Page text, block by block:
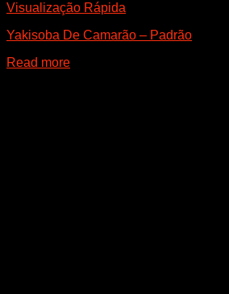
Visualização Rápida
Yakisoba De Camarão – Padrão
Read more